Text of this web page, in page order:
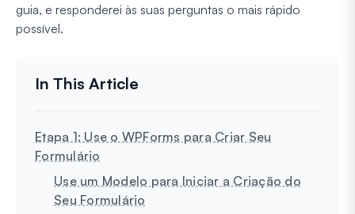
guia, e responderei às suas perguntas o mais rápido
possível.
Etapa 1: Use o WPForms para Criar Seu
Formulário
Use um Modelo para Iniciar a Criação do
Seu Formulário